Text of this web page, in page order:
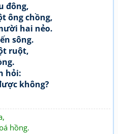
đông,
ông chồng,
hai nẻo.
sông.
ruột,
hỏi:
không?
hồng.